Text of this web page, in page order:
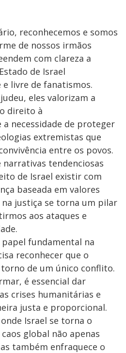
reconhecemos e somos
de nossos irmãos
com clareza a
de Israel
livre de fanatismos.
eles valorizam a
direito à
necessidade de proteger
extremistas que
entre os povos.
narrativas tendenciosas
de Israel existir com
baseada em valores
na justiça se torna um pilar
aos ataques e
fundamental na
reconhecer que o
de um único conflito.
é essencial dar
crises humanitárias e
justa e proporcional.
Israel se torna o
global não apenas
também enfraquece o